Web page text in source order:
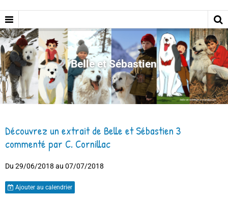
Belle et Sébastien
Découvrez un extrait de Belle et Sébastien 3
commenté par C. Cornillac
Du 29/06/2018 au 07/07/2018
Ajouter au calendrier